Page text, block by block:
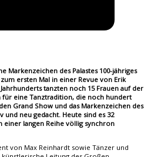
Markenzeichen des Palastes 100-jähriges
ersten Mal in einer Revue von Erik
tanzten noch 15 Frauen auf der
für eine Tanztradition, die noch hundert
Grand Show und das Markenzeichen des
und neu gedacht. Heute sind es 32
einer langen Reihe völlig synchron
von Max Reinhardt sowie Tänzer und